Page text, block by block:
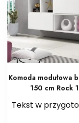
Komoda modułowa
150 cm Rock
Tekst w